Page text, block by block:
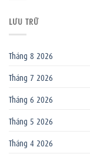
LƯU TRỮ
Tháng 8 2026
Tháng 7 2026
Tháng 6 2026
Tháng 5 2026
Tháng 4 2026